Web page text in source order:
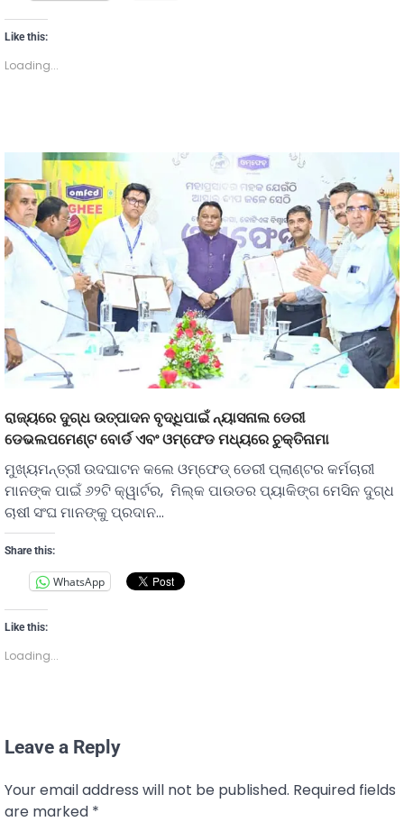
Like this:
Loading...
ରାଜ୍ୟରେ ଦୁଗ୍ଧ ଉତ୍ପାଦନ ବୃଦ୍ଧିପାଇଁ ନ୍ୟାସନାଲ ଡେରୀ
ଡେଭଲପମେଣ୍ଟ ବୋର୍ଡ ଏବଂ ଓମ୍‌ଫେଡ ମଧ୍ୟରେ ଚୁକ୍ତିନାମା
ମୁଖ୍ୟମନ୍ତ୍ରୀ ଉଦଘାଟନ କଲେ ଓମ୍‌ଫେଡ୍ ଡେରୀ ପ୍ଲାଣ୍ଟର କର୍ମଚାରୀ
ମାନଙ୍କ ପାଇଁ ୬୨ଟି କ୍ୱାର୍ଟର, ମିଲ୍କ ପାଉଡର ପ୍ୟାକିଙ୍ଗ ମେସିନ ଦୁଗ୍ଧ
ଚାଷୀ ସଂଘ ମାନଙ୍କୁ ପ୍ରଦାନ…
Share this:
WhatsApp
Like this:
Loading...
Leave a Reply
Your email address will not be published. Required fields
are marked *